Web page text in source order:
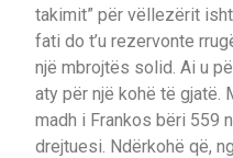
takimit” për vëllezërit
fati do t’u rezervonte
një mbrojtës solid. Ai u
aty për një kohë të gjatë.
madh i Frankos bëri 559
drejtuesi. Ndërkohë që,